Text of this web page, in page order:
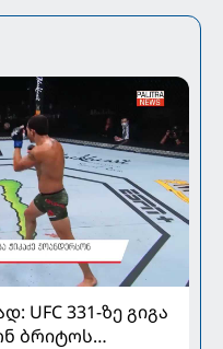
UFC 331-ზე გიგა
ბრიტოს